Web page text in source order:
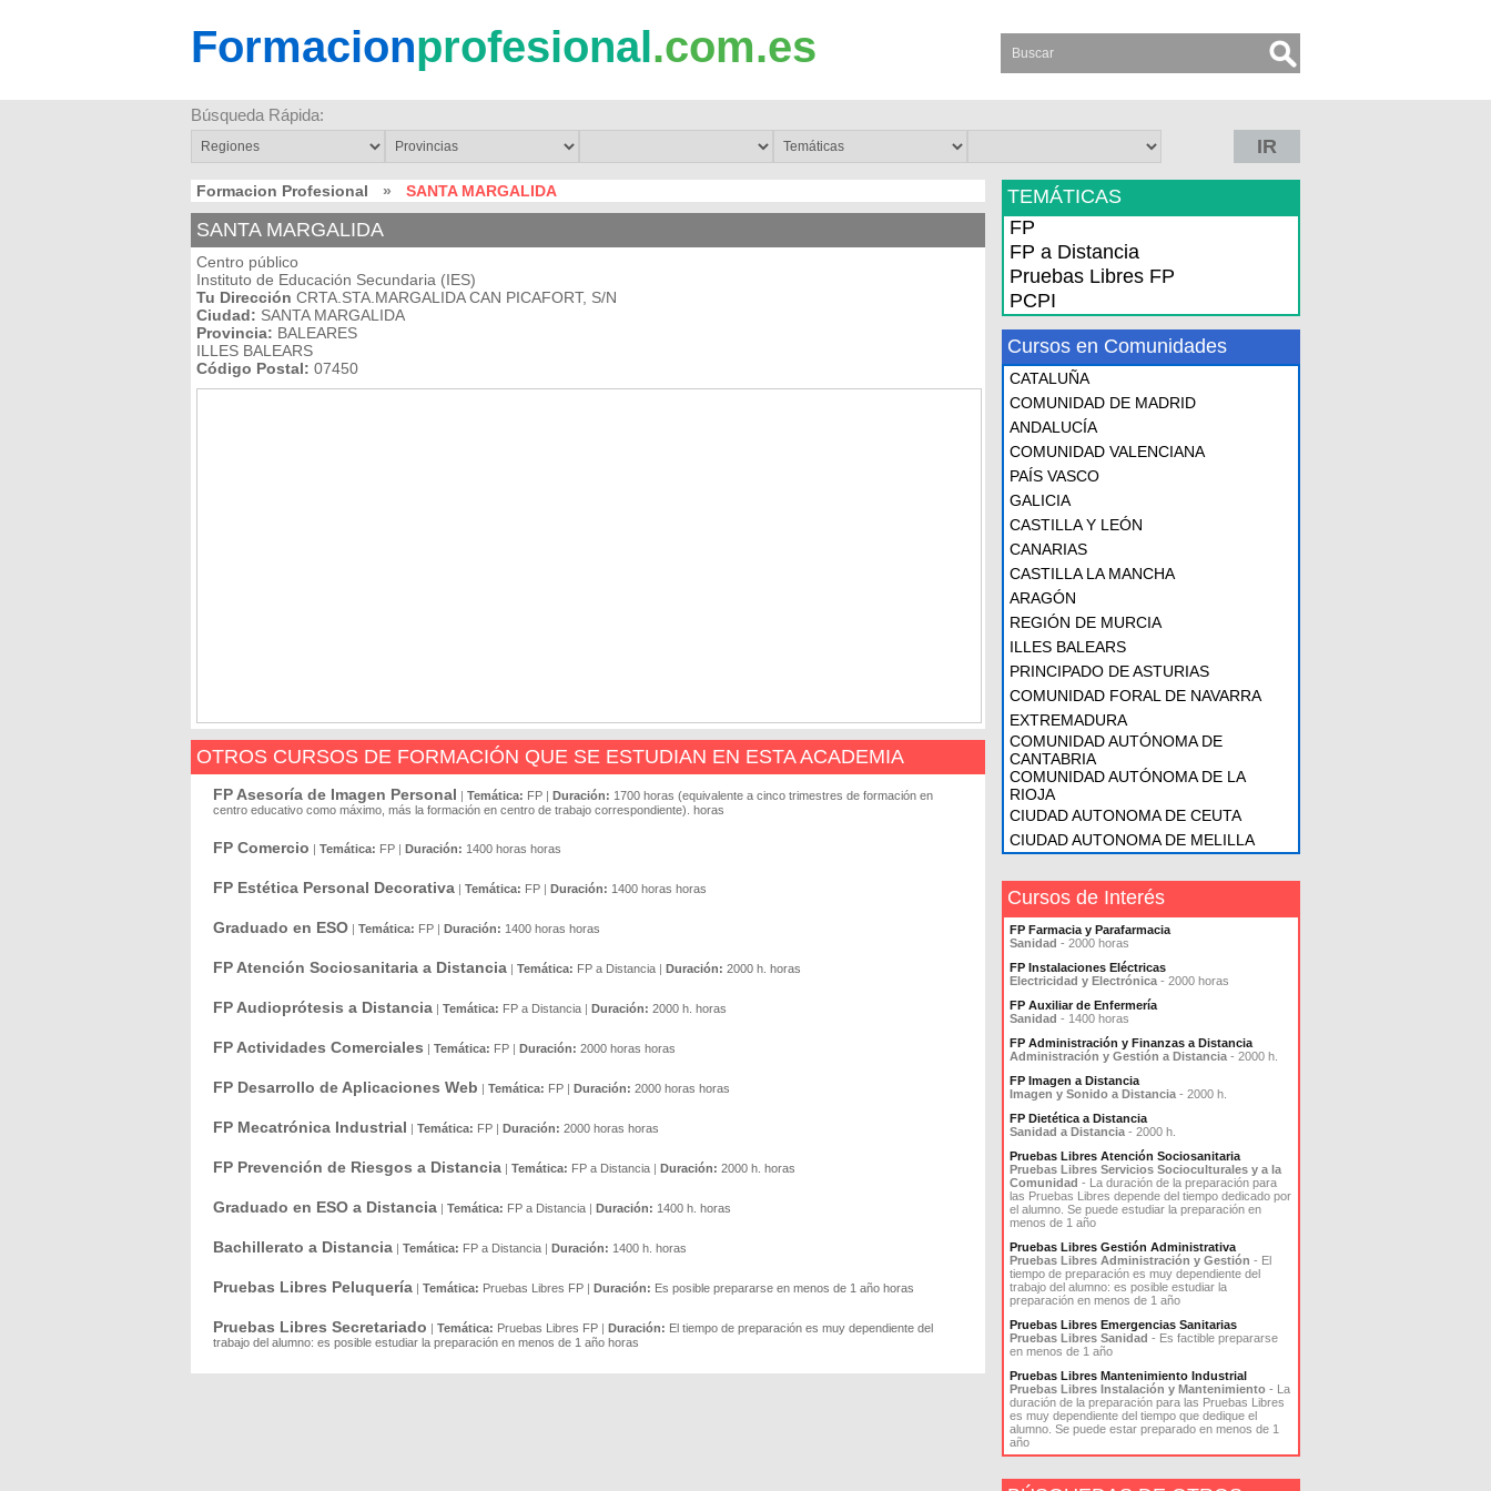
Formacionprofesional.com.es
Búsqueda Rápida:
IR
Formacion Profesional » SANTA MARGALIDA
SANTA MARGALIDA
Centro público
Instituto de Educación Secundaria (IES)
Tu Dirección CRTA.STA.MARGALIDA CAN PICAFORT, S/N
Ciudad: SANTA MARGALIDA
Provincia: BALEARES
ILLES BALEARS
Código Postal: 07450
OTROS CURSOS DE FORMACIÓN QUE SE ESTUDIAN EN ESTA ACADEMIA
FP Asesoría de Imagen Personal | Temática: FP | Duración: 1700 horas (equivalente a cinco trimestres de formación en
centro educativo como máximo, más la formación en centro de trabajo correspondiente). horas
FP Comercio | Temática: FP | Duración: 1400 horas horas
FP Estética Personal Decorativa | Temática: FP | Duración: 1400 horas horas
Graduado en ESO | Temática: FP | Duración: 1400 horas horas
FP Atención Sociosanitaria a Distancia | Temática: FP a Distancia | Duración: 2000 h. horas
FP Audioprótesis a Distancia | Temática: FP a Distancia | Duración: 2000 h. horas
FP Actividades Comerciales | Temática: FP | Duración: 2000 horas horas
FP Desarrollo de Aplicaciones Web | Temática: FP | Duración: 2000 horas horas
FP Mecatrónica Industrial | Temática: FP | Duración: 2000 horas horas
FP Prevención de Riesgos a Distancia | Temática: FP a Distancia | Duración: 2000 h. horas
Graduado en ESO a Distancia | Temática: FP a Distancia | Duración: 1400 h. horas
Bachillerato a Distancia | Temática: FP a Distancia | Duración: 1400 h. horas
Pruebas Libres Peluquería | Temática: Pruebas Libres FP | Duración: Es posible prepararse en menos de 1 año horas
Pruebas Libres Secretariado | Temática: Pruebas Libres FP | Duración: El tiempo de preparación es muy dependiente del
trabajo del alumno: es posible estudiar la preparación en menos de 1 año horas
TEMÁTICAS
FP
FP a Distancia
Pruebas Libres FP
PCPI
Cursos en Comunidades
CATALUÑA
COMUNIDAD DE MADRID
ANDALUCÍA
COMUNIDAD VALENCIANA
PAÍS VASCO
GALICIA
CASTILLA Y LEÓN
CANARIAS
CASTILLA LA MANCHA
ARAGÓN
REGIÓN DE MURCIA
ILLES BALEARS
PRINCIPADO DE ASTURIAS
COMUNIDAD FORAL DE NAVARRA
EXTREMADURA
COMUNIDAD AUTÓNOMA DE
CANTABRIA
COMUNIDAD AUTÓNOMA DE LA
RIOJA
CIUDAD AUTONOMA DE CEUTA
CIUDAD AUTONOMA DE MELILLA
Cursos de Interés
FP Farmacia y Parafarmacia
Sanidad - 2000 horas
FP Instalaciones Eléctricas
Electricidad y Electrónica - 2000 horas
FP Auxiliar de Enfermería
Sanidad - 1400 horas
FP Administración y Finanzas a Distancia
Administración y Gestión a Distancia - 2000 h.
FP Imagen a Distancia
Imagen y Sonido a Distancia - 2000 h.
FP Dietética a Distancia
Sanidad a Distancia - 2000 h.
Pruebas Libres Atención Sociosanitaria
Pruebas Libres Servicios Socioculturales y a la
Comunidad - La duración de la preparación para
las Pruebas Libres depende del tiempo dedicado por
el alumno. Se puede estudiar la preparación en
menos de 1 año
Pruebas Libres Gestión Administrativa
Pruebas Libres Administración y Gestión - El
tiempo de preparación es muy dependiente del
trabajo del alumno: es posible estudiar la
preparación en menos de 1 año
Pruebas Libres Emergencias Sanitarias
Pruebas Libres Sanidad - Es factible prepararse
en menos de 1 año
Pruebas Libres Mantenimiento Industrial
Pruebas Libres Instalación y Mantenimiento - La
duración de la preparación para las Pruebas Libres
es muy dependiente del tiempo que dedique el
alumno. Se puede estar preparado en menos de 1
año